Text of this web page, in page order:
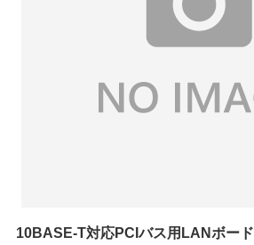
10BASE-T対応PCIバス用LANボード